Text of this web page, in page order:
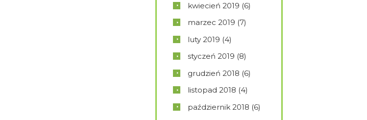
kwiecień 2019 (6)
marzec 2019 (7)
luty 2019 (4)
styczeń 2019 (8)
grudzień 2018 (6)
listopad 2018 (4)
październik 2018 (6)